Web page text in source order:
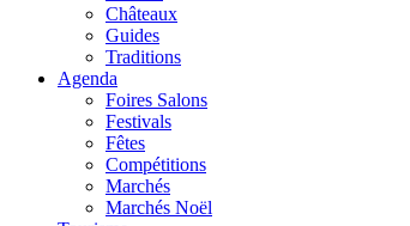
Châteaux
Guides
Traditions
Agenda
Foires Salons
Festivals
Fêtes
Compétitions
Marchés
Marchés Noël